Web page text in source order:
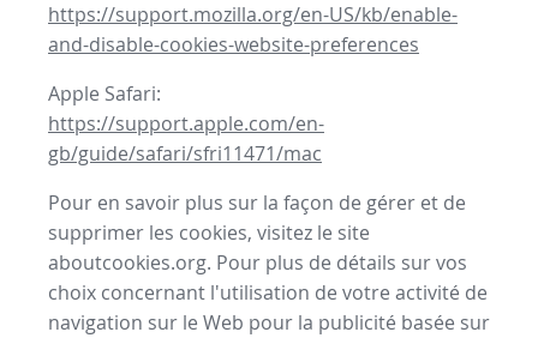
https://support.mozilla.org/en-US/kb/enable-
and-disable-cookies-website-preferences
Apple Safari:
https://support.apple.com/en-
gb/guide/safari/sfri11471/mac
Pour en savoir plus sur la façon de gérer et de
supprimer les cookies, visitez le site
aboutcookies.org. Pour plus de détails sur vos
choix concernant l'utilisation de votre activité de
navigation sur le Web pour la publicité basée sur